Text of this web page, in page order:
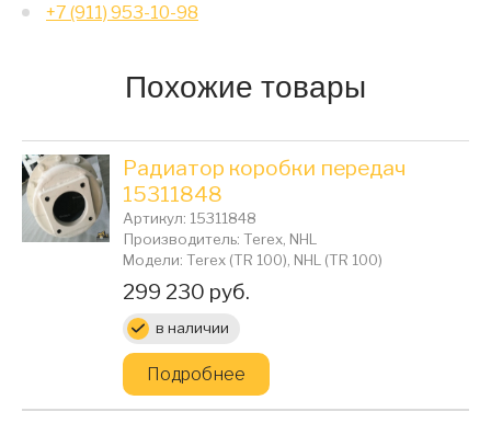
+7 (911) 953-10-98
Похожие товары
Радиатор коробки передач
15311848
Артикул: 15311848
Производитель: Terex, NHL
Модели: Terex (TR 100), NHL (TR 100)
Цена:
299 230 руб.
в наличии
Подробнее